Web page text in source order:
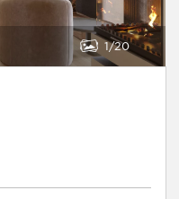
1 20